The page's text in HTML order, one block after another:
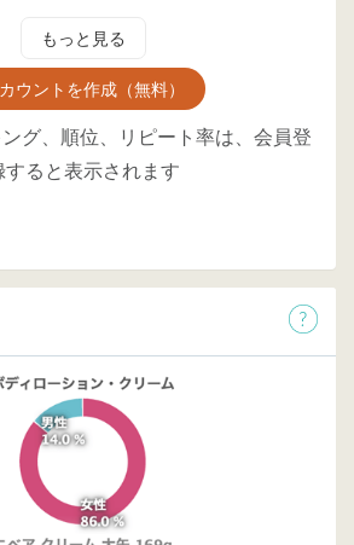
もっと見る
ウントを作成（無料）
グ、順位、リピート率は、会員登
すると表示されます